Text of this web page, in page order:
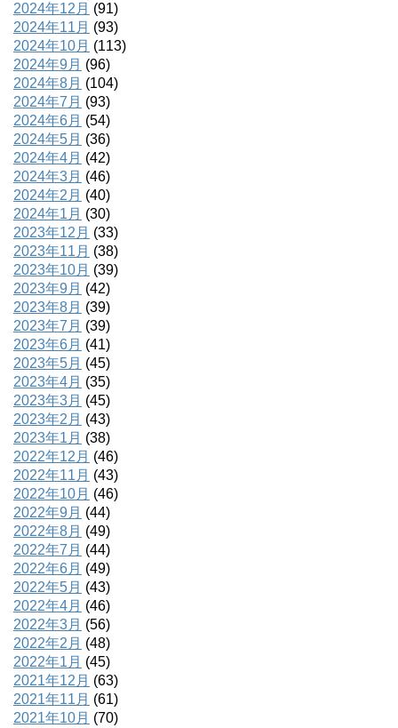
2024年12月 (91)
2024年11月 (93)
2024年10月 (113)
2024年9月 (96)
2024年8月 (104)
2024年7月 (93)
2024年6月 (54)
2024年5月 (36)
2024年4月 (42)
2024年3月 (46)
2024年2月 (40)
2024年1月 (30)
2023年12月 (33)
2023年11月 (38)
2023年10月 (39)
2023年9月 (42)
2023年8月 (39)
2023年7月 (39)
2023年6月 (41)
2023年5月 (45)
2023年4月 (35)
2023年3月 (45)
2023年2月 (43)
2023年1月 (38)
2022年12月 (46)
2022年11月 (43)
2022年10月 (46)
2022年9月 (44)
2022年8月 (49)
2022年7月 (44)
2022年6月 (49)
2022年5月 (43)
2022年4月 (46)
2022年3月 (56)
2022年2月 (48)
2022年1月 (45)
2021年12月 (63)
2021年11月 (61)
2021年10月 (70)